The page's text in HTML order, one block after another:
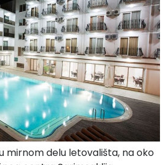
mirnom delu letovališta, na oko